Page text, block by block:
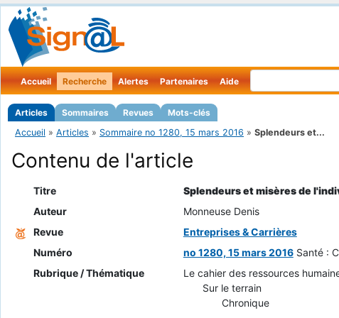
Accueil Recherche
Articles Sommaires Revues Mots-clés
Alertes Partenaires Aide
Accueil » Articles » Sommaire no 1280, 15 mars 2016 » Splendeurs et...
Contenu de l'article
Titre
Splendeurs et misères de
Auteur
Monneuse Denis
Revue
Entreprises & Carrières
Numéro
no 1280, 15 mars 2016 Santé :
Rubrique / Thématique
Le cahier des ressources
Sur le terrain
Chronique